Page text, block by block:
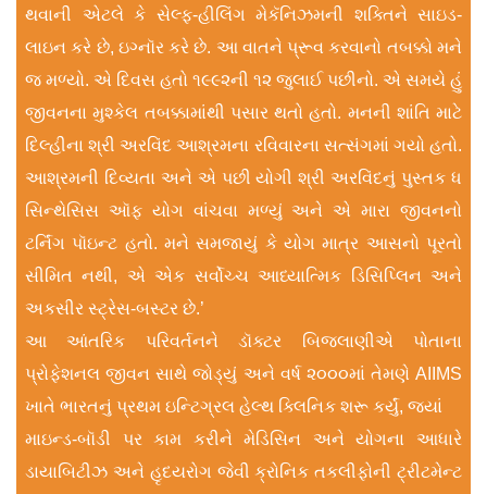
થવાની એટલે કે સેલ્ફ-હીલિંગ મેકૅનિઝમની શક્તિને સાઇડ-
લાઇન કરે છે, ઇગ્નૉર કરે છે. આ વાતને પ્રૂવ કરવાનો તબક્કો મને
જ મળ્યો. એ દિવસ હતો ૧૯૯૨ની ૧૨ જુલાઈ પછીનો. એ સમયે હું
જીવનના મુશ્કેલ તબક્કામાંથી પસાર થતો હતો. મનની શાંતિ માટે
દિલ્હીના શ્રી અરવિંદ આશ્રમના રવિવારના સત્સંગમાં ગયો હતો.
આશ્રમની દિવ્યતા અને એ પછી યોગી શ્રી અરવિંદનું પુસ્તક ધ
સિન્થેસિસ ઑફ યોગ વાંચવા મળ્યું અને એ મારા જીવનનો
ટર્નિંગ પૉઇન્ટ હતો. મને સમજાયું કે યોગ માત્ર આસનો પૂરતો
સીમિત નથી, એ એક સર્વોચ્ચ આધ્યાત્મિક ડિસિપ્લિન અને
અકસીર સ્ટ્રેસ-બસ્ટર છે.’
આ આંતરિક પરિવર્તનને ડૉક્ટર બિજલાણીએ પોતાના
પ્રોફેશનલ જીવન સાથે જોડ્યું અને વર્ષ ૨૦૦૦માં તેમણે AIIMS
ખાતે ભારતનું પ્રથમ ઇન્ટિગ્રલ હેલ્થ ક્લિનિક શરૂ કર્યું, જ્યાં
માઇન્ડ-બૉડી પર કામ કરીને મેડિસિન અને યોગના આધારે
ડાયાબિટીઝ અને હૃદયરોગ જેવી ક્રોનિક તકલીફોની ટ્રીટમેન્ટ